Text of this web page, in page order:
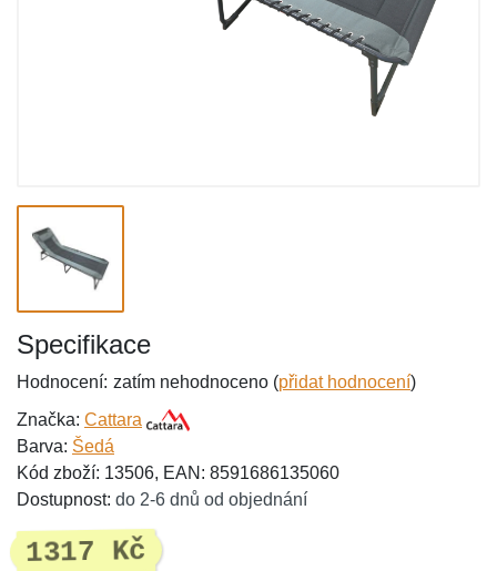
Specifikace
Hodnocení: zatím nehodnoceno (přidat hodnocení)
Značka: Cattara
Barva: Šedá
Kód zboží: 13506, EAN: 8591686135060
Dostupnost: do 2-6 dnů od objednání
1317 Kč